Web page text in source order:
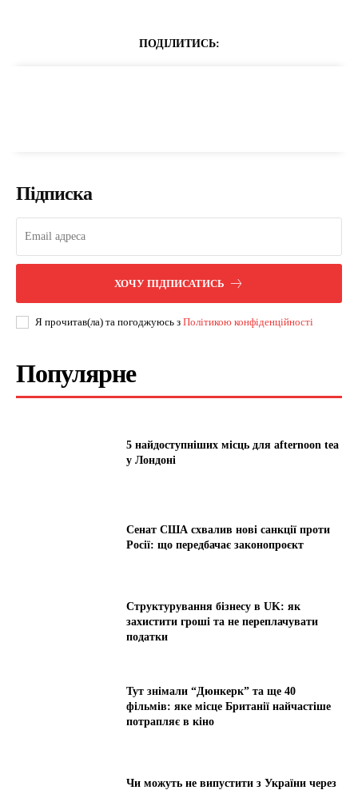
ПОДІЛИТИСЬ:
Підписка
ХОЧУ ПІДПИСАТИСЬ
Я прочитав(ла) та погоджуюсь з Політикою конфіденційності
Популярне
5 найдоступніших місць для afternoon tea
у Лондоні
Сенат США схвалив нові санкції проти
Росії: що передбачає законопроєкт
Структурування бізнесу в UK: як
захистити гроші та не переплачувати
податки
Тут знімали “Дюнкерк” та ще 40
фільмів: яке місце Британії найчастіше
потрапляє в кіно
Чи можуть не випустити з України через